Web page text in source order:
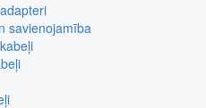
savienojamība